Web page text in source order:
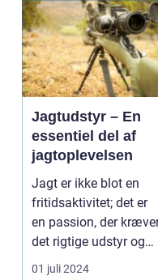
Jagtudstyr – En
essentiel del af
jagtoplevelsen
Jagt er ikke blot en
fritidsaktivitet; det er
en passion, der
det rigtige udstyr og
for...
01 juli 2024